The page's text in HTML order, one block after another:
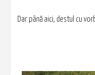
Dar până aici, destul cu